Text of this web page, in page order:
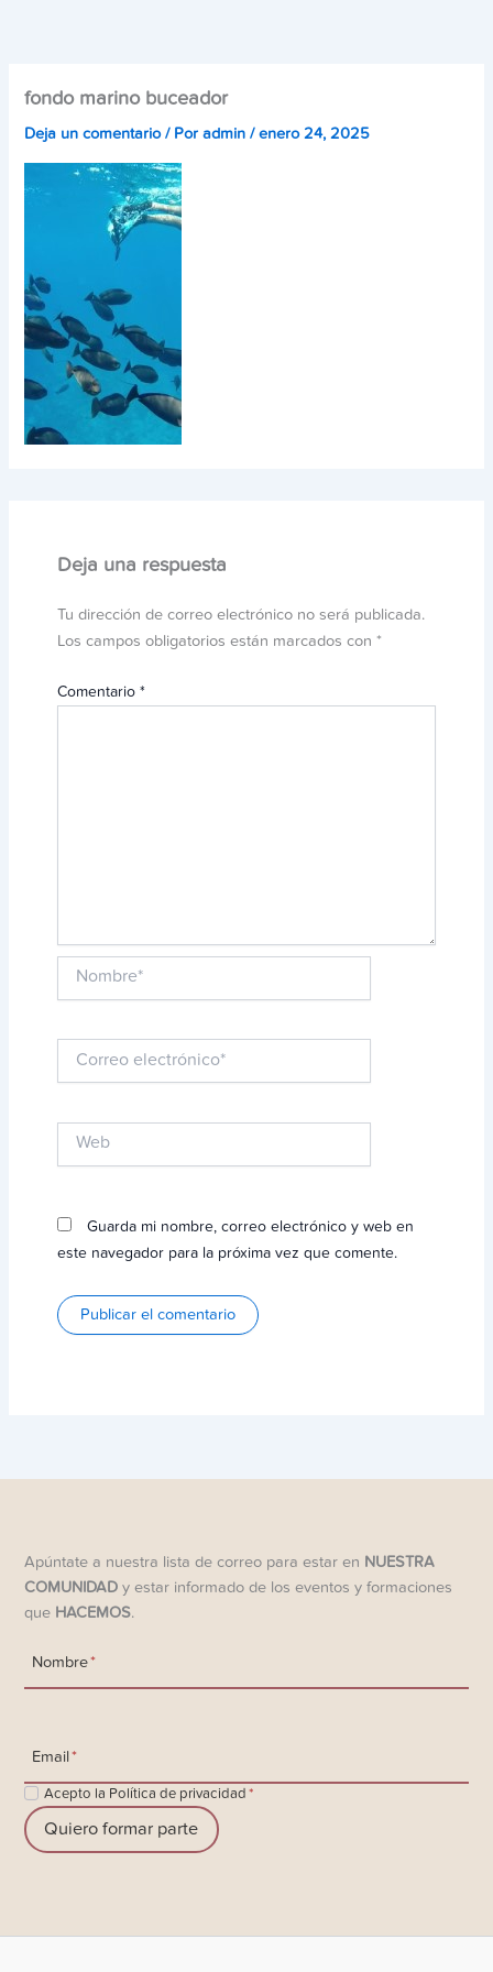
fondo marino buceador
Deja un comentario / Poradmin/enero 24, 2025
Deja una respuesta
Tu dirección de correo electrónico no será publicada.
Los campos obligatorios están marcados con *
Comentario *
Guarda mi nombre, correo electrónico y web en
este navegador para la próxima vez que comente.
Apúntate a nuestra lista de correo para estar en NUESTRA
COMUNIDADy estar informado de los eventos y formaciones
que HACEMOS.
Nombre*
Email *
Acepto la Política de privacidad *
Quiero formar parte